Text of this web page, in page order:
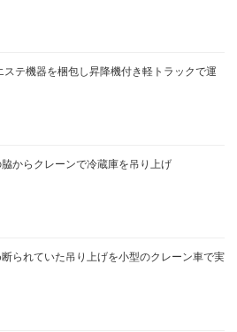
ステ機器を梱包し昇降機付き軽トラックで運
からクレーンで冷蔵庫を吊り上げ
られていた吊り上げを小型のクレーン車で実